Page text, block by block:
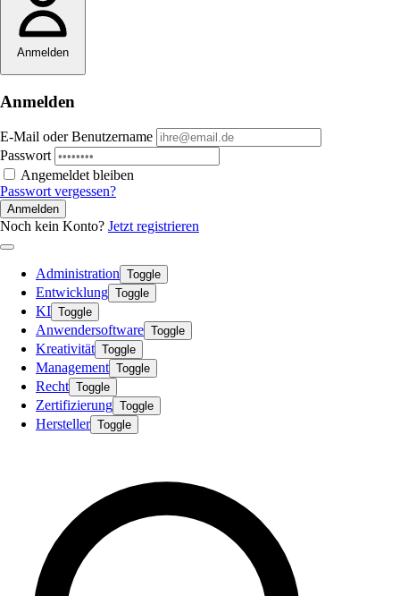
Anmelden
Anmelden
E-Mail oder Benutzername
Passwort
Angemeldet bleiben
Passwort vergessen?
Anmelden
Noch kein Konto? Jetzt registrieren
Administration Toggle
Entwicklung Toggle
KI Toggle
Anwendersoftware Toggle
Kreativität Toggle
Management Toggle
Recht Toggle
Zertifizierung Toggle
Hersteller Toggle